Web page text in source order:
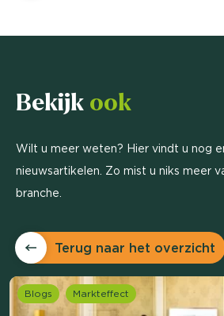
Bekijk ook
Wilt u meer weten? Hier vindt u nog
nieuwsartikelen. Zo mist u niks meer
branche.
Terug naar het overzicht
Blogs Markteffect